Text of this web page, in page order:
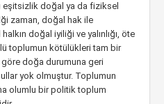
eşitsizlik doğal ya da fiziksel
zaman, doğal hak ile
doğal iyiliği ve yalınlığı, öte
toplumun kötülükleri tam bir
göre doğa durumuna geri
yok olmuştur. Toplumun
olumlu bir politik toplum